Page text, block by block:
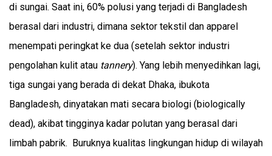
di sungai. Saat ini, 60% polusi yang terjadi di Bangladesh
berasal dari industri, dimana sektor tekstil dan apparel
menempati peringkat ke dua (setelah sektor industri
pengolahan kulit atau tannery). Yang lebih menyedihkan lagi,
tiga sungai yang berada di dekat Dhaka, ibukota
Bangladesh, dinyatakan mati secara biologi (biologically
dead), akibat tingginya kadar polutan yang berasal dari
limbah pabrik. Buruknya kualitas lingkungan hidup di wilayah